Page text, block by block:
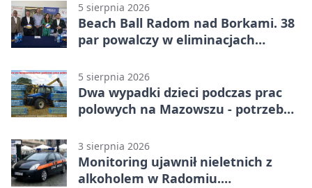
5 sierpnia 2026
Beach Ball Radom nad Borkami. 38
par powalczy w eliminacjach
5 sierpnia 2026
Dwa wypadki dzieci podczas prac
polowych na Mazowszu - potrzebna
3 sierpnia 2026
Monitoring ujawnił nieletnich z
alkoholem w Radomiu.